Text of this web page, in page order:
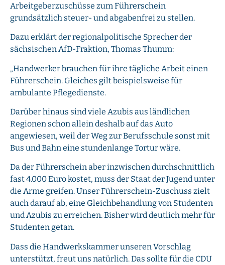
Arbeitgeberzuschüsse zum Führerschein
grundsätzlich steuer- und abgabenfrei zu stellen.
Dazu erklärt der regionalpolitische Sprecher der
sächsischen AfD-Fraktion, Thomas Thumm:
„Handwerker brauchen für ihre tägliche Arbeit einen
Führerschein. Gleiches gilt beispielsweise für
ambulante Pflegedienste.
Darüber hinaus sind viele Azubis aus ländlichen
Regionen schon allein deshalb auf das Auto
angewiesen, weil der Weg zur Berufsschule sonst mit
Bus und Bahn eine stundenlange Tortur wäre.
Da der Führerschein aber inzwischen durchschnittlich
fast 4.000 Euro kostet, muss der Staat der Jugend unter
die Arme greifen. Unser Führerschein-Zuschuss zielt
auch darauf ab, eine Gleichbehandlung von Studenten
und Azubis zu erreichen. Bisher wird deutlich mehr für
Studenten getan.
Dass die Handwerkskammer unseren Vorschlag
unterstützt, freut uns natürlich. Das sollte für die CDU